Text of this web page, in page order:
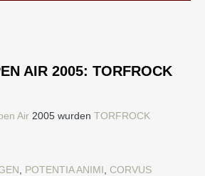
AIR 2005: TORFROCK
Air 2005 wurden TORFROCK
POTENTIA ANIMI CORVUS